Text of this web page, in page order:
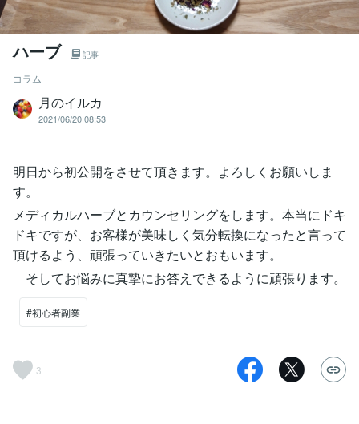
ハーブ 記事
コラム
月のイルカ
2021/06/20 08:53
明日から初公開をさせて頂きます。よろしくお願いしま
す。
メディカルハーブとカウンセリングをします。本当にドキ
ドキですが、お客様が美味しく気分転換になったと言って
頂けるよう、頑張っていきたいとおもいます。
そしてお悩みに真摯にお答えできるように頑張ります。
#初心者副業
3